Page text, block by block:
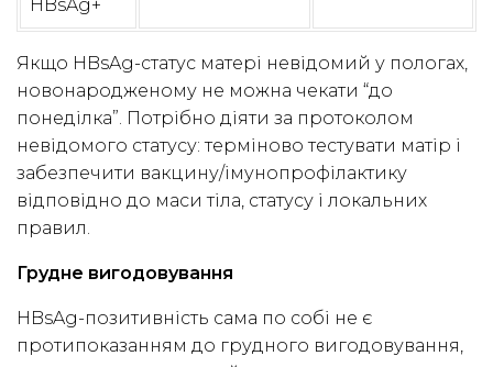
HBsAg+
Якщо HBsAg-статус матері невідомий у пологах,
новонародженому не можна чекати “до
понеділка”. Потрібно діяти за протоколом
невідомого статусу: терміново тестувати матір і
забезпечити вакцину/імунопрофілактику
відповідно до маси тіла, статусу і локальних
правил.
Грудне вигодовування
HBsAg-позитивність сама по собі не є
протипоказанням до грудного вигодовування,